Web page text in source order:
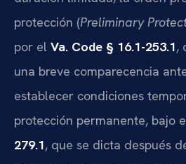
protección (Preliminary
por el Va. Code § 16.1-253.1,
una breve comparecencia
establecer condiciones
protección permanente, bajo
279.1, que se dicta después